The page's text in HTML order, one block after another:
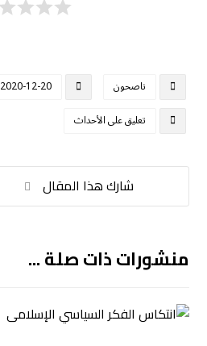
ناصحون
2020-12-20
تعليق على الأحداث
منشورات ذات صلة ...